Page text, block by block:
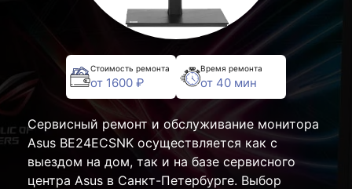
Стоимость ремонта
от 1600 ₽
Время ремонта
от 40 мин
Сервисный ремонт и обслуживание монитора
Asus BE24ECSNK осуществляется как с
выездом на дом, так и на базе сервисного
центра Asus в Санкт-Петербурге. Выбор